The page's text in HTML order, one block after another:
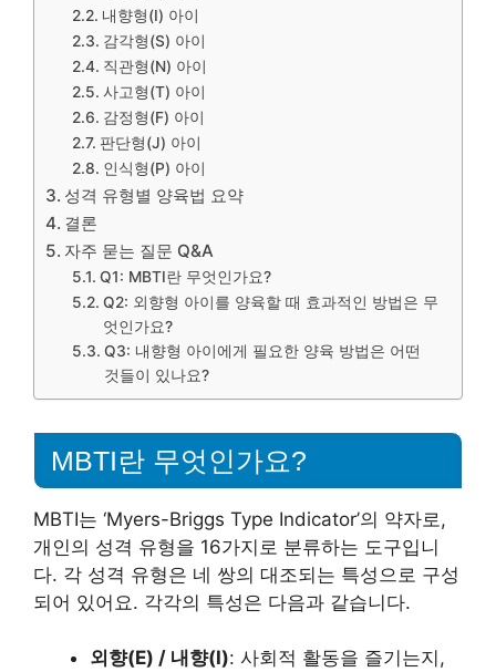
내향형(I) 아이
감각형(S) 아이
직관형(N) 아이
사고형(T) 아이
감정형(F) 아이
판단형(J) 아이
인식형(P) 아이
성격 유형별 양육법 요약
결론
자주 묻는 질문 Q&A
Q1: MBTI란 무엇인가요?
Q2: 외향형 아이를 양육할 때 효과적인 방법은 무
엇인가요?
Q3: 내향형 아이에게 필요한 양육 방법은 어떤
것들이 있나요?
MBTI란 무엇인가요?
MBTI는 ‘Myers-Briggs Type Indicator’의 약자로,
개인의 성격 유형을 16가지로 분류하는 도구입니
다. 각 성격 유형은 네 쌍의 대조되는 특성으로 구성
되어 있어요. 각각의 특성은 다음과 같습니다.
외향(E) / 내향(I): 사회적 활동을 즐기는지,